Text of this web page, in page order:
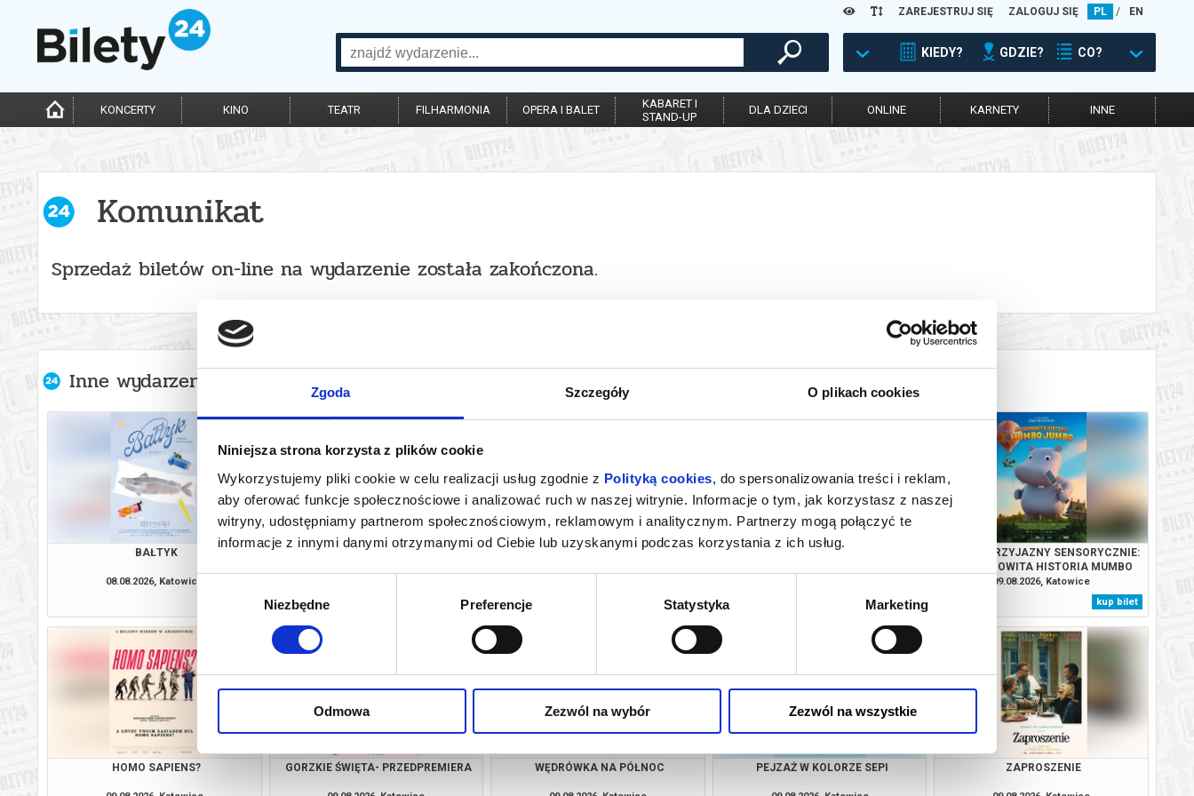
Zgoda Szczegóły O plikach cookies
Niniejsza strona korzysta z plików cookie
Wykorzystujemy pliki cookie w celu realizacji usług zgodnie z Polityką cookies, do spersonalizowania treści i reklam,
aby oferować funkcje społecznościowe i analizować ruch w naszej witrynie. Informacje o tym, jak korzystasz z naszej
witryny, udostępniamy partnerom społecznościowym, reklamowym i analitycznym. Partnerzy mogą połączyć te
informacje z innymi danymi otrzymanymi od Ciebie lub uzyskanymi podczas korzystania z ich usług.
Niezbędne Preferencje Statystyka Marketing
Odmowa Zezwól na wybór Zezwól na wszystkie
ZAREJESTRUJ SIĘ ZALOGUJ SIĘ PL / EN
KIEDY? GDZIE? CO?
KONCERTY KINO TEATR FILHARMONIA OPERA I BALET
KABARET I
STAND-UP
DLA DZIECI ONLINE KARNETY INNE
Komunikat
Sprzedaż biletów on-line na wydarzenie została zakończona.
Inne wydarzenia organizatora
BAŁTYK
08.08.2026, Katowice
ZAPROSZENIE
kup bilet
HISTORIE RÓWNOLEGŁE
kup bilet
HISTORIE RÓWNOLEGŁE
kup bilet
SEANS PRZYJAZNY SENSORYCZNIE:
NIESAMOWITA HISTORIA MUMBO
JUMBO
09.08.2026, Katowice
kup bilet
HOMO SAPIENS? GORZKIE ŚWIĘTA- PRZEDPREMIERA WĘDRÓWKA NA PÓŁNOC PEJZAŻ W KOLORZE SEPI ZAPROSZENIE